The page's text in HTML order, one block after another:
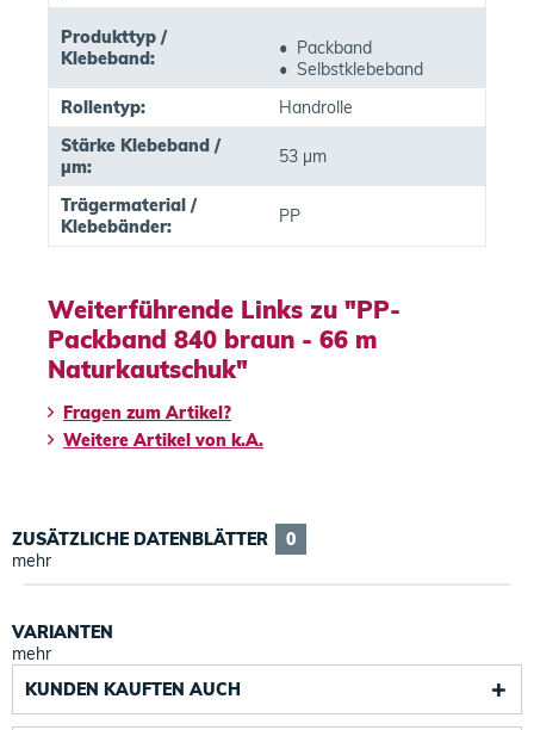
Produkttyp /
Klebeband:
• Packband
• Selbstklebeband
Rollentyp:
Handrolle
Stärke Klebeband /
µm:
53 µm
Trägermaterial /
Klebebänder:
PP
Weiterführende Links zu "PP-
Packband 840 braun - 66 m
Naturkautschuk"
Fragen zum Artikel?
Weitere Artikel von k.A.
ZUSÄTZLICHE DATENBLÄTTER
0
mehr
VARIANTEN
mehr
KUNDEN KAUFTEN AUCH